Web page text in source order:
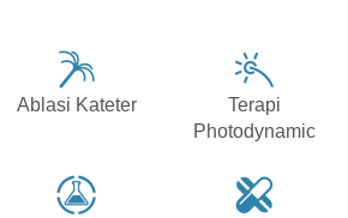
Ablasi Kateter
Terapi
Photodynamic